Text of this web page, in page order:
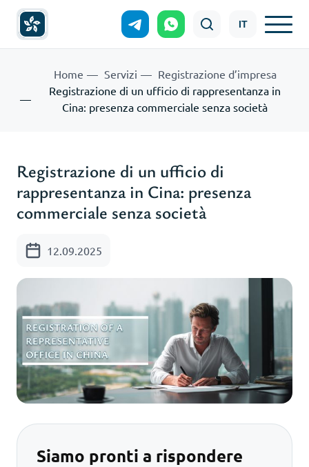
IT
Home Servizi
Registrazione d’impresa
Registrazione di un ufficio di rappresentanza in
Cina: presenza commerciale senza società
Registrazione di un ufficio di
rappresentanza in Cina: presenza
commerciale senza società
12.09.2025
Siamo pronti a rispondere